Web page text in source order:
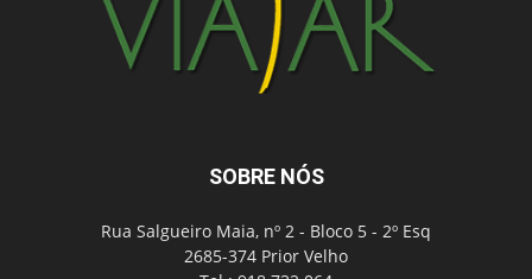
SOBRE NÓS
Rua Salgueiro Maia, nº 2 - Bloco 5 - 2º Esq
2685-374 Prior Velho